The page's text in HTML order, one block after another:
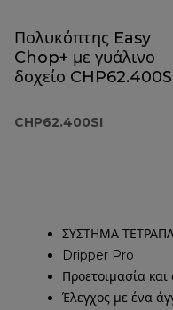
Πολυκόπτης Easy
Chop+ με γυάλινο
δοχείο
CHP62.400SI
ΣΥΣΤΗΜΑ
Dripper Pro
Προετοιμασία
Έλεγχος με ένα